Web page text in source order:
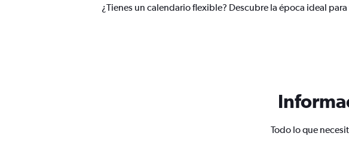
¿Tienes un calendario flexible? Descubre la época ideal
Todo lo que